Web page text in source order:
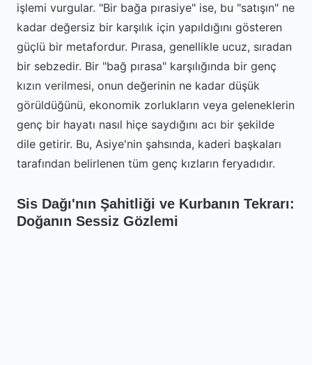
işlemi vurgular. "Bir bağa pırasiye" ise, bu "satışın" ne
kadar değersiz bir karşılık için yapıldığını gösteren
güçlü bir metafordur. Pırasa, genellikle ucuz, sıradan
bir sebzedir. Bir "bağ pırasa" karşılığında bir genç
kızın verilmesi, onun değerinin ne kadar düşük
görüldüğünü, ekonomik zorlukların veya geleneklerin
genç bir hayatı nasıl hiçe saydığını acı bir şekilde
dile getirir. Bu, Asiye'nin şahsında, kaderi başkaları
tarafından belirlenen tüm genç kızların feryadıdır.
Sis Dağı'nın Şahitliği ve Kurbanın Tekrarı:
Doğanın Sessiz Gözlemi